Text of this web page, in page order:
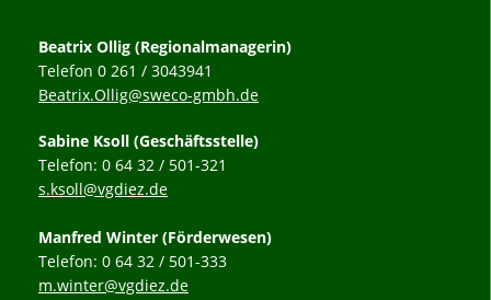
Beatrix Ollig (Regionalmanagerin)
Telefon 0 261 / 3043941
Beatrix.Ollig@sweco-gmbh.de
Sabine Ksoll (Geschäftsstelle)
Telefon: 0 64 32 / 501-321
s.ksoll@vgdiez.de
Manfred Winter (Förderwesen)
Telefon: 0 64 32 / 501-333
m.winter@vgdiez.de